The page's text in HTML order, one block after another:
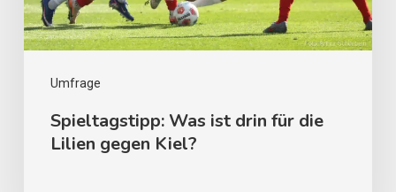
Umfrage
Spieltagstipp: Was ist drin für die
Lilien gegen Kiel?